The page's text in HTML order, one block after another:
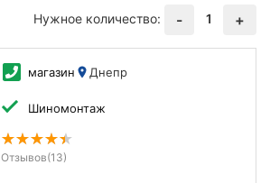
Нужное количество:
- 1 +
магазин Днепр
Шиномонтаж
Отзывов(13)